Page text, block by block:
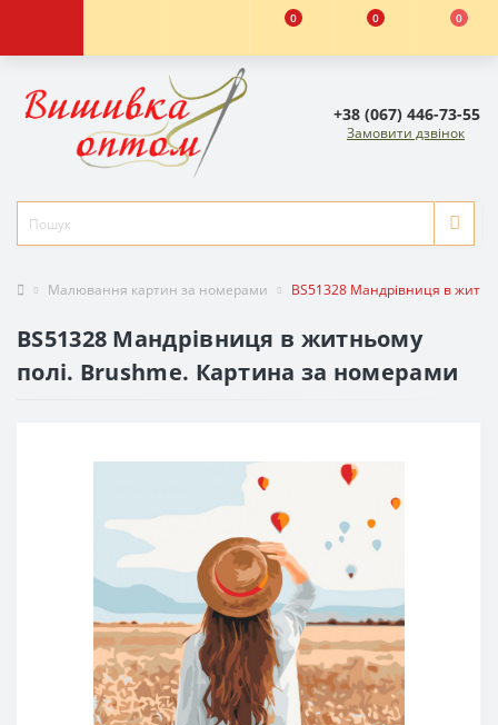
0 0 0
+38 (067) 446-73-55
Замовити дзвінок
Малювання картин за номерами BS51328 Мандрівниця в
BS51328 Мандрівниця в житньому
полі. Brushme. Картина за номерами